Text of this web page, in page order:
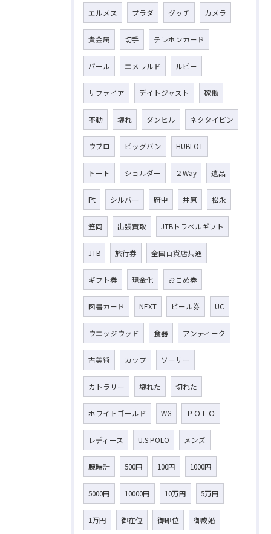
エルメス プラダ グッチ カメラ
貴金属 切手 テレホンカード
パール エメラルド ルビー
サファイア デイトジャスト 稼働
不動 壊れ ダンヒル ネクタイピン
ウブロ ビッグバン HUBLOT
トート ショルダー ２Way 遺品
Pt シルバー 府中 井原 松永
笠岡 出張買取 JTBトラベルギフト
JTB 旅行券 全国百貨店共通
ギフト券 現金化 おこめ券
図書カード NEXT ビール券 UC
ウエッジウッド 食器 アンティーク
古美術 カップ ソーサー
カトラリー 壊れた 切れた
ホワイトゴールド WG ＰＯＬＯ
レディース U.S POLO メンズ
腕時計 500円 100円 1000円
5000円 10000円 10万円 5万円
1万円 御在位 御即位 御成婚